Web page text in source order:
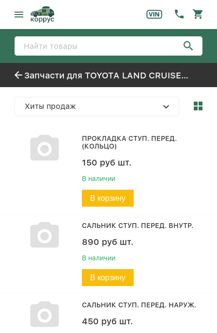
Запчасти для TOYOTA LAND CRUISER PRADO
Хиты продаж
ПРОКЛАДКА СТУП. ПЕРЕД.
(КОЛЬЦО)
150 руб шт.
В наличии
В корзину
САЛЬНИК СТУП. ПЕРЕД. ВНУТР.
890 руб шт.
В наличии
В корзину
САЛЬНИК СТУП. ПЕРЕД. НАРУЖ.
450 руб шт.